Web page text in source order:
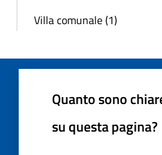
Villa comunale (1)
Quanto sono
su questa pagina?